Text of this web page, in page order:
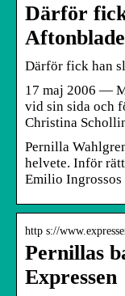
Därför
Därför fick han
17 maj 2006 —
vid sin sida och
Christina
Pernilla
helvete. Inför
Emilio Ingrossos
http s://
Pernillas
Expressen